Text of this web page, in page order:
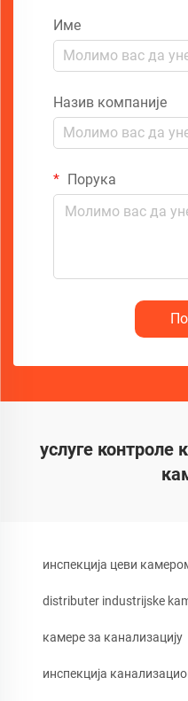
Име
Назив компаније
Порука
услуге контроле
инспекција цеви
distributer industrijske
камере за канализацију
инспекција